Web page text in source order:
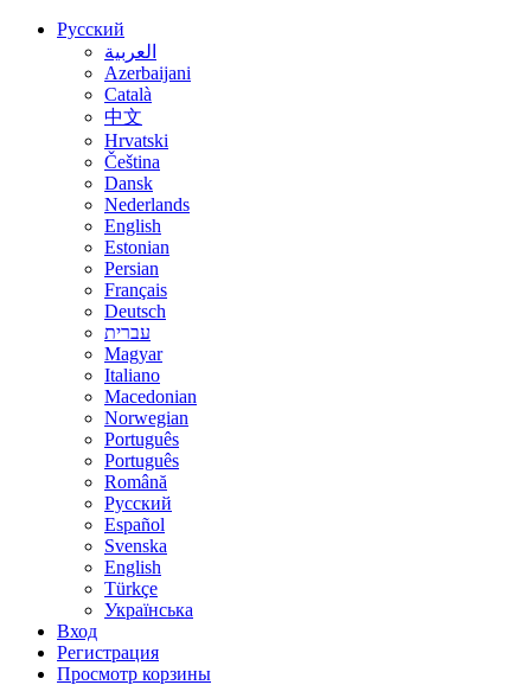
Русский
العربية
Azerbaijani
Català
中文
Hrvatski
Čeština
Dansk
Nederlands
English
Estonian
Persian
Français
Deutsch
עברית
Magyar
Italiano
Macedonian
Norwegian
Português
Português
Română
Русский
Español
Svenska
English
Türkçe
Українська
Вход
Регистрация
Просмотр корзины